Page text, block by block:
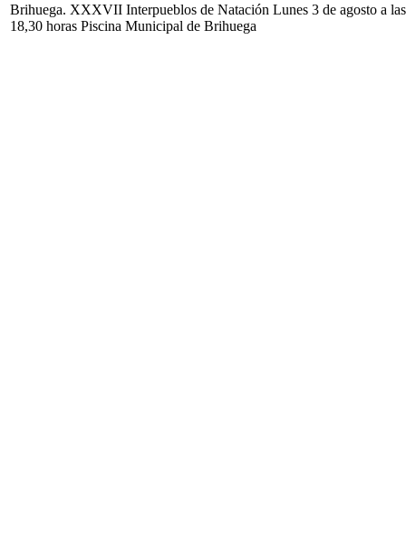
Brihuega. XXXVII Interpueblos de Natación Lunes 3 de agosto a las
18,30 horas Piscina Municipal de Brihuega